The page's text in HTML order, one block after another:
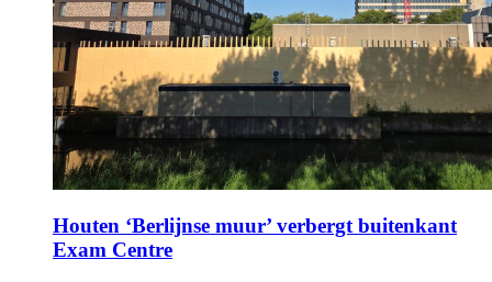
Houten ‘Berlijnse muur’ verbergt buitenkant
Exam Centre